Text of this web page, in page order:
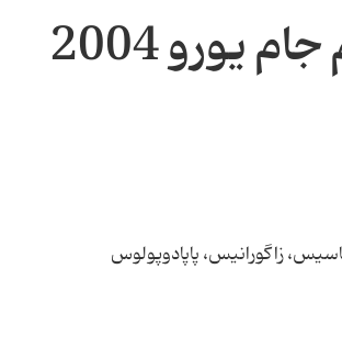
یورو 2004
زاگورانیس، پاپادوپولوس